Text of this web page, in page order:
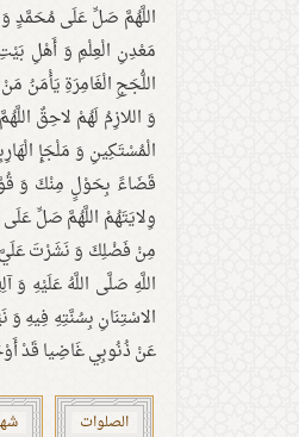
اللَّهُمَّ صَلِّ عَلَى مُحَمَّدٍ
مَعْدِنِ الْعِلْمِ وَ أَهْلِ
اللُّجَجِ الْغَامِرَةِ يَأْمَنُ
وَ اللازِمُ لَهُمْ لاحِقٌ
الْمُسْتَكِينِ وَ مَلْجَإِ
قَضَاءً بِحَوْلٍ مِنْكَ وَ
وِلايَتَهُمْ اللَّهُمَّ صَلِّ
مِنْ فَضْلِكَ وَ نَشَرْتَ عَلَيَّ
اللَّهِ صَلَّى اللَّهُ عَلَيْهِ
الاسْتِنَانِ بِسُنَّتِهِ فِيهِ وَ
عَنْ ذُنُوبِي غَاضِيا قَدْ
الصلوات